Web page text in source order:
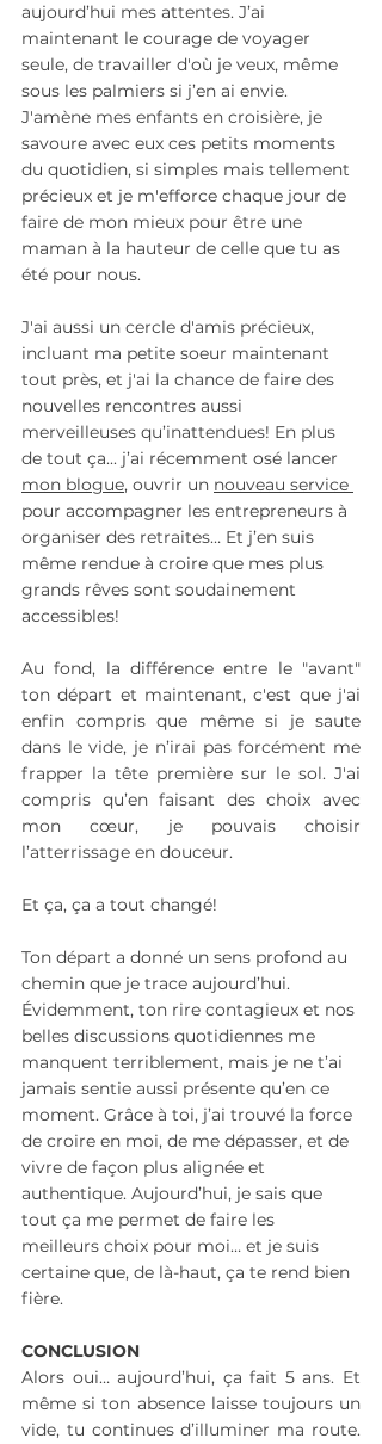
aujourd’hui mes attentes. J’ai
maintenant le courage de voyager
seule, de travailler d'où je veux, même
sous les palmiers si j’en ai envie.
J'amène mes enfants en croisière, je
savoure avec eux ces petits moments
du quotidien, si simples mais tellement
précieux et je m'efforce chaque jour de
faire de mon mieux pour être une
maman à la hauteur de celle que tu as
été pour nous.
J'ai aussi un cercle d'amis précieux,
incluant ma petite soeur maintenant
tout près, et j'ai la chance de faire des
nouvelles rencontres aussi
merveilleuses qu’inattendues! En plus
de tout ça... j’ai récemment osé lancer
mon blogue, ouvrir un nouveau service
pour accompagner les entrepreneurs à
organiser des retraites… Et j’en suis
même rendue à croire que mes plus
grands rêves sont soudainement
accessibles!
Au fond, la différence entre le "avant"
ton départ et maintenant, c'est que j'ai
enfin compris que même si je saute
dans le vide, je n’irai pas forcément me
frapper la tête première sur le sol. J'ai
compris qu’en faisant des choix avec
mon cœur, je pouvais choisir
l’atterrissage en douceur.
Et ça, ça a tout changé!
Ton départ a donné un sens profond au
chemin que je trace aujourd’hui.
Évidemment, ton rire contagieux et nos
belles discussions quotidiennes me
manquent terriblement, mais je ne t’ai
jamais sentie aussi présente qu’en ce
moment. Grâce à toi, j’ai trouvé la force
de croire en moi, de me dépasser, et de
vivre de façon plus alignée et
authentique. Aujourd’hui, je sais que
tout ça me permet de faire les
meilleurs choix pour moi… et je suis
certaine que, de là-haut, ça te rend bien
fière.
CONCLUSION
Alors oui… aujourd’hui, ça fait 5 ans. Et
même si ton absence laisse toujours un
vide, tu continues d’illuminer ma route.